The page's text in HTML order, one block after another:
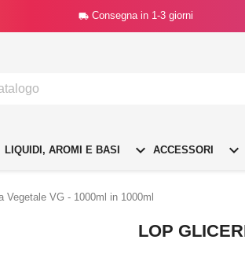
 Consegna in 1-3 giorni
LIQUIDI, AROMI E BASI  ACCESSORI 
Vegetale VG - 1000ml in 1000ml
LOP